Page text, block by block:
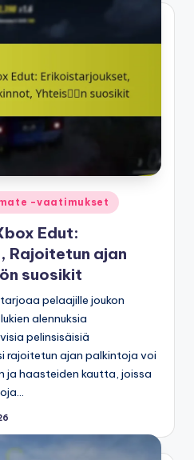
-vaatimukset
Edut:
Rajoitetun ajan
suosikit
pelaajille joukon
alennuksia
pelinsisäisiä
rajoitetun ajan palkintoja voi
ja haasteiden kautta, joissa